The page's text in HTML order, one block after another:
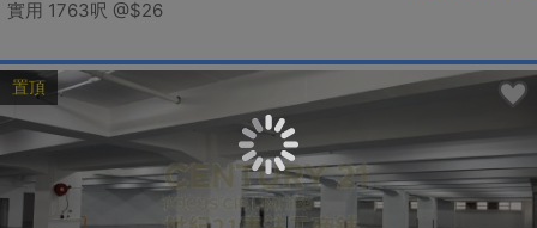
實用 1763呎 @$26
置頂